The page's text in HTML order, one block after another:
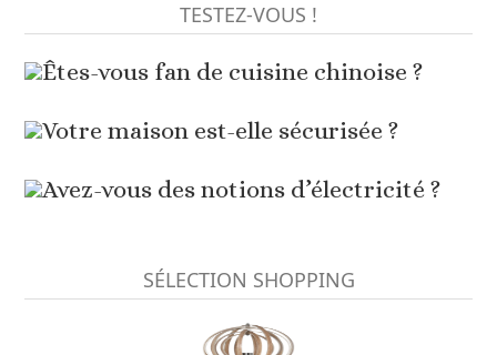
TESTEZ-VOUS !
Êtes-vous fan de cuisine chinoise ?
Votre maison est-elle sécurisée ?
Avez-vous des notions d’électricité ?
SÉLECTION SHOPPING